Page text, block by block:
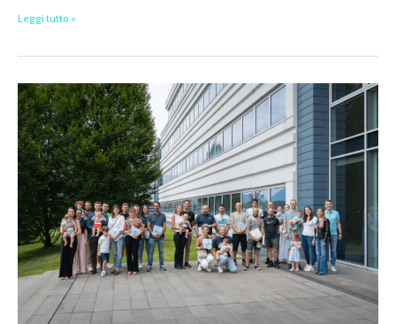
Leggi tutto »
I
bambini
al
centro
del
futuro:
Fondazione
Gruppo
Pittini
celebra
i
figli
dei
collaboratori
del